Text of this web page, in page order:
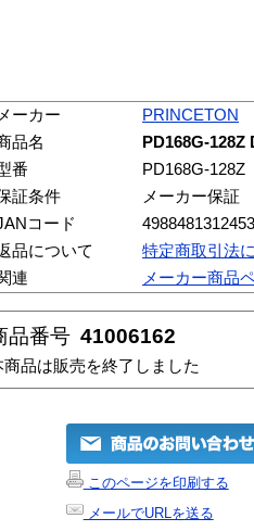
メーカー
PRINCETON
品名
PD168G-
番
PD168G-128Z
証条件
メーカー保証
コード
4988481312453
品について
特定商取引法
連
メーカー商品
品番号 41006162
商品は販売を終了しました
このページを印刷する
メールでURLを送る